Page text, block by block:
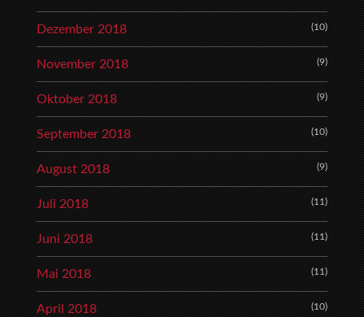
Dezember 2018 (10)
November 2018 (9)
Oktober 2018 (9)
September 2018 (10)
August 2018 (9)
Juli 2018 (11)
Juni 2018 (11)
Mai 2018 (11)
April 2018 (10)